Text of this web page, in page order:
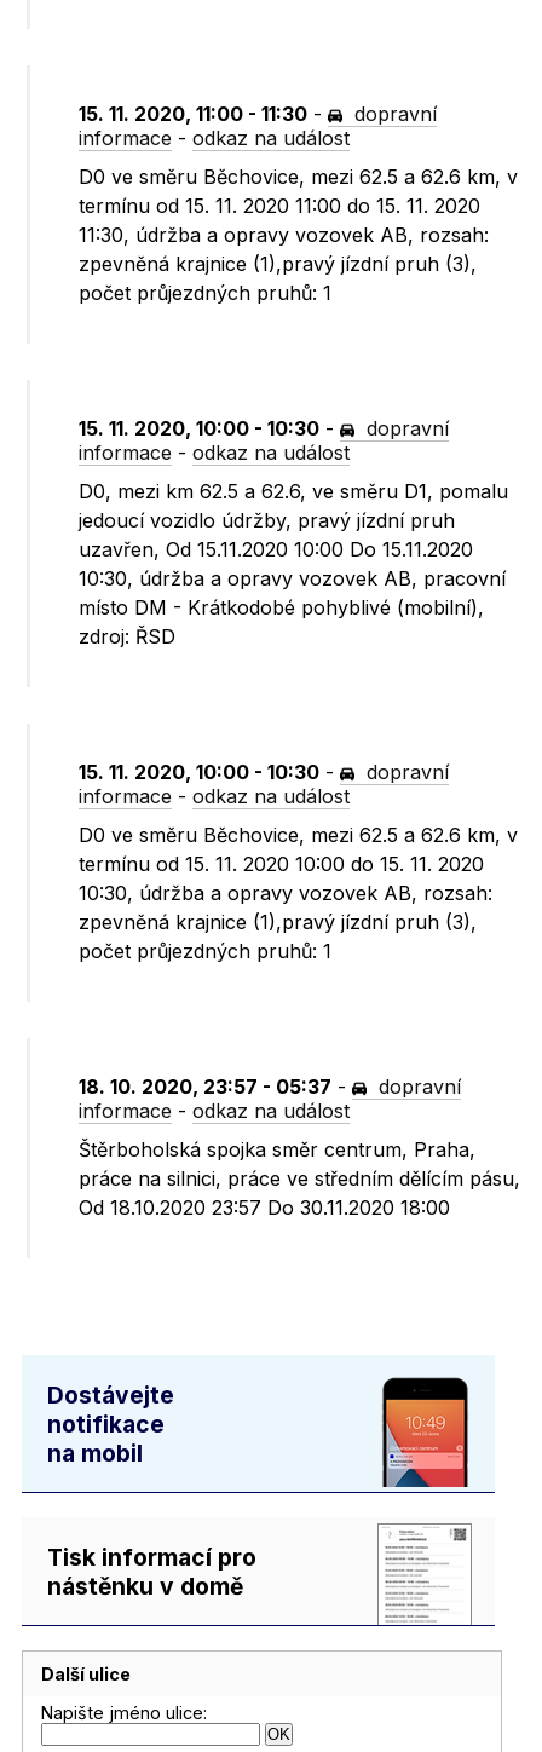
15. 11. 2020, 11:00 - 11:30 -
dopravní
informace -odkaz na událost
D0 ve směru Běchovice, mezi 62.5 a 62.6 km, v
termínu od 15. 11. 2020 11:00 do 15. 11. 2020
11:30, údržba a opravy vozovek AB, rozsah:
zpevněná krajnice (1),pravý jízdní pruh (3),
počet průjezdných pruhů: 1
15. 11. 2020, 10:00 - 10:30 -
dopravní
informace -odkaz na událost
D0, mezi km 62.5 a 62.6, ve směru D1, pomalu
jedoucí vozidlo údržby, pravý jízdní pruh
uzavřen, Od 15.11.2020 10:00 Do 15.11.2020
10:30, údržba a opravy vozovek AB, pracovní
místo DM - Krátkodobé pohyblivé (mobilní),
zdroj: ŘSD
15. 11. 2020, 10:00 - 10:30 -
dopravní
informace -odkaz na událost
D0 ve směru Běchovice, mezi 62.5 a 62.6 km, v
termínu od 15. 11. 2020 10:00 do 15. 11. 2020
10:30, údržba a opravy vozovek AB, rozsah:
zpevněná krajnice (1),pravý jízdní pruh (3),
počet průjezdných pruhů: 1
18. 10. 2020, 23:57 - 05:37 -
dopravní
informace -odkaz na událost
Štěrboholská spojka směr centrum, Praha,
práce na silnici, práce ve středním dělícím pásu,
Od 18.10.2020 23:57 Do 30.11.2020 18:00
Dostávejte
notifikace
na mobil
Tisk informací pro
nástěnku v domě
Další ulice
Napište jméno ulice: